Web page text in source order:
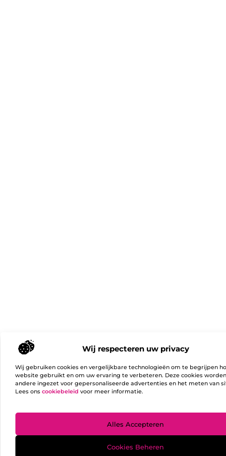
Wij respecteren uw privacy
Wij gebruiken cookies en vergelijkbare technologieën om te begrijpen
website gebruikt en om uw ervaring te verbeteren. Deze cookies
andere ingezet voor gepersonaliseerde advertenties en het meten van
Lees ons cookiebeleid voor meer informatie.
Alles Accepteren
Cookies Beheren